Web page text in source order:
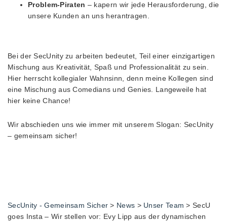
Problem-Piraten – kapern wir jede Herausforderung, die
unsere Kunden an uns herantragen.
Bei der SecUnity zu arbeiten bedeutet, Teil einer einzigartigen
Mischung aus Kreativität, Spaß und Professionalität zu sein.
Hier herrscht kollegialer Wahnsinn, denn meine Kollegen sind
eine Mischung aus Comedians und Genies. Langeweile hat
hier keine Chance!
Wir abschieden uns wie immer mit unserem Slogan: SecUnity
– gemeinsam sicher!
SecUnity - Gemeinsam Sicher > News > Unser Team >SecU
goes Insta – Wir stellen vor: Evy Lipp aus der dynamischen